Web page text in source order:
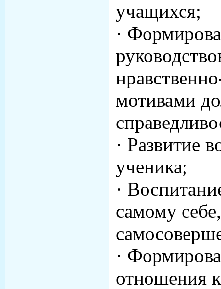
учащихся;
·
мотивами
· Развитие
ученика;
·
самому
·
отношения